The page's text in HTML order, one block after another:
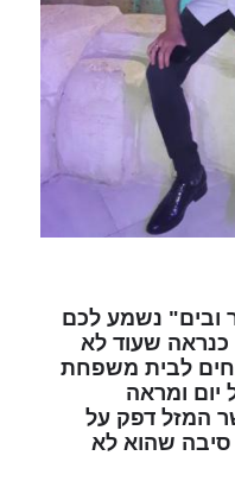
ובים" נשמע לכם
הסיסמה של שייטת 13, כנראה שעוד לא
לבית משפחת
יום ומראה
המזל דפק על
שהוא לא